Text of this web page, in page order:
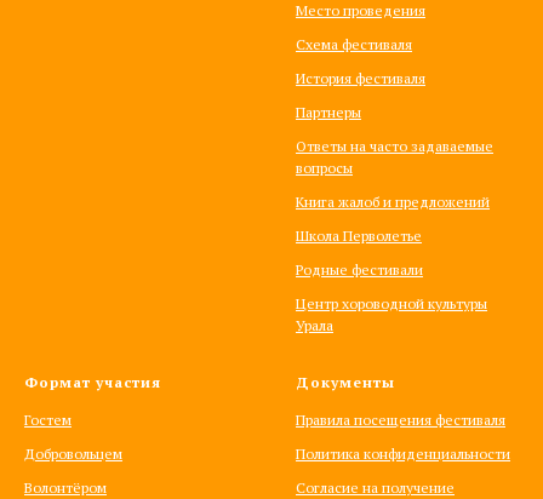
Место проведения
Схема фестиваля
История фестиваля
Партнеры
Ответы на часто задаваемые
вопросы
Книга жалоб и предложений
Школа Перволетье
Родные фестивали
Центр хороводной культуры
Урала
Формат участия
Гостем
Добровольцем
Волонтёром
Документы
Правила посещения фестиваля
Политика конфиденциальности
Согласие на получение